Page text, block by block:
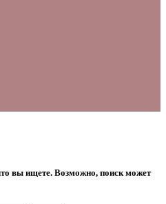
вы ищете. Возможно, поиск может